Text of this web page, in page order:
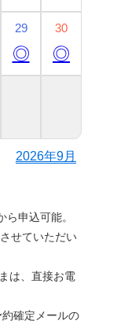
申込可能。
せていただい
は、直接お電
確定メールの
29
◎
30
◎
2026年9月